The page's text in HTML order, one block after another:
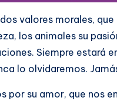
valores morales,
los animales su
Siempre estará
lo olvidaremos.
por su amor, que nos